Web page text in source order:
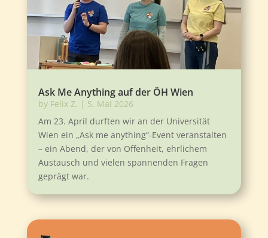
Ask Me Anything auf der ÖH Wien
by Felix Z. | 5. Mai 2026
Am 23. April durften wir an der Universität
Wien ein „Ask me anything“-Event veranstalten
– ein Abend, der von Offenheit, ehrlichem
Austausch und vielen spannenden Fragen
geprägt war.